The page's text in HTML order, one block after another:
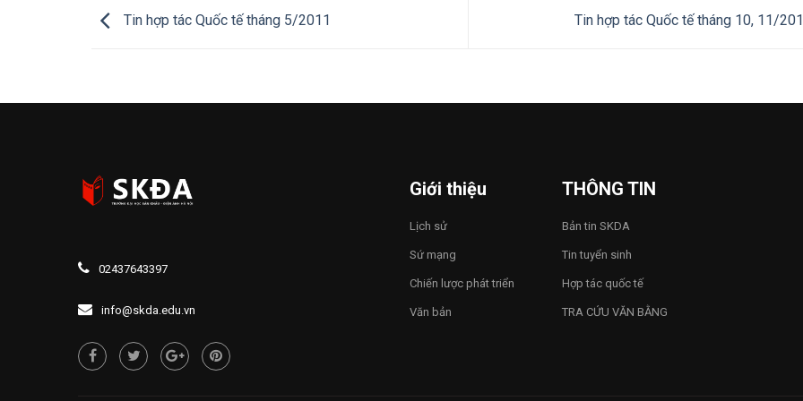
Tin hợp tác Quốc tế tháng 5/2011 Tin hợp tác Quốc tế tháng 10, 11/
02437643397
info@skda.edu.vn
Giới thiệu
Lịch sử
Sứ mạng
Chiến lược phát triển
Văn bản
THÔNG TIN
Bản tin SKDA
Tin tuyển sinh
Hợp tác quốc tế
TRA CỨU VĂN BẰNG